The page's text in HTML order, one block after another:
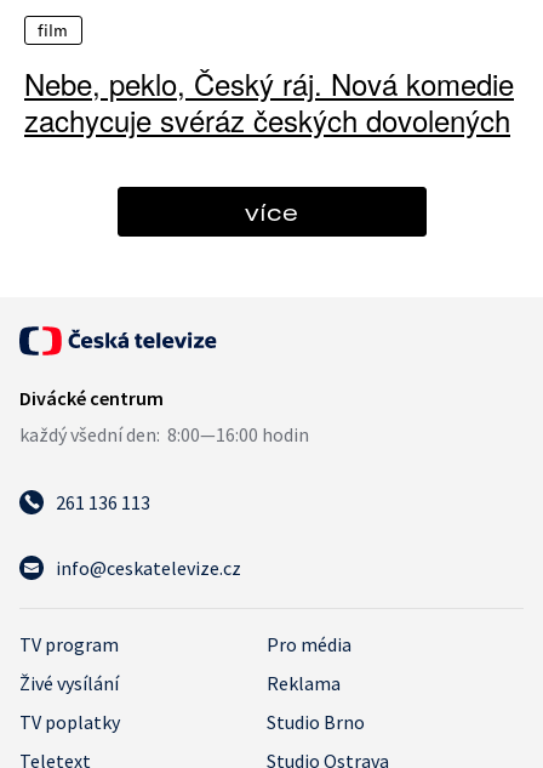
film
Nebe, peklo, Český ráj. Nová komedie
zachycuje svéráz českých dovolených
více
261 136 113
info@ceskatelevize.cz
TV program
Pro média
Živé vysílání
Reklama
TV poplatky
Studio Brno
Teletext
Studio Ostrava